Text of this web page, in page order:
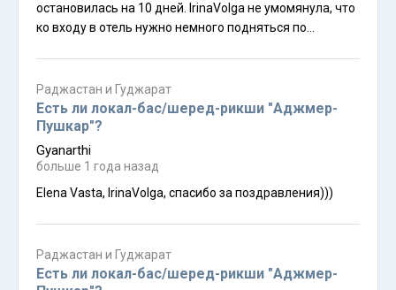
остановилась на 10 дней. IrinaVolga не умомянула, что
ко входу в отель нужно немного подняться по
сожалению :(Весь стафф супер-френдли и хелпфул))
Но готовить не умеют :( Пробовала разные пункты в
меню - получается у повара одинаково невкусно.
Лаундри дешевле, чем в других индийских отелях.Вай-
фай отличный.То ли из-за близости базара, то ли
раздражителей даже. На самом базаре продают
одинаковой ширпореб, но тех же свитеров нет в
подходит(( Слишком шумно - свадьбы с диско-
музыкой через лаудспикеры вечером, а с утра -
Раджастан и Гуджарат
Есть ли локал-бас/шеред-рикши "Аджмер-
Пушкар"?
Gyanarthi
больше 1 года назад
Elena Vasta, IrinaVolga, спасибо за поздравления)))
Раджастан и Гуджарат
Есть ли локал-бас/шеред-рикши "Аджмер-